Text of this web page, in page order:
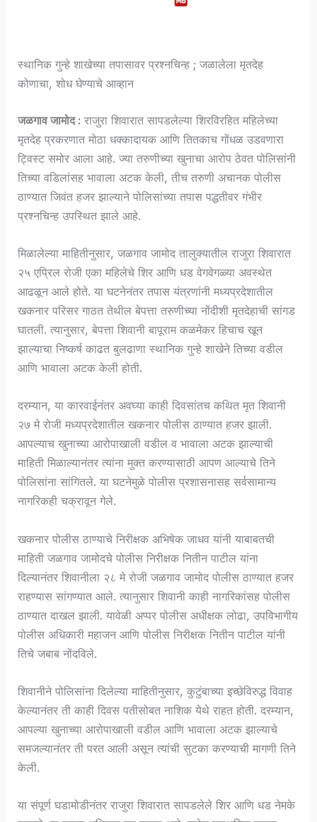
स्थानिक गुन्हे शाखेच्या तपासावर प्रश्नचिन्ह ; जळालेला मृतदेह
कोणाचा, शोध घेण्याचे आव्हान
जळगाव जामोद : राजुरा शिवारात सापडलेल्या शिरविरहित महिलेच्या
मृतदेह प्रकरणात मोठा धक्कादायक आणि तितकाच गोंधळ उडवणारा
ट्विस्ट समोर आला आहे. ज्या तरुणीच्या खुनाचा आरोप ठेवत पोलिसांनी
तिच्या वडिलांसह भावाला अटक केली, तीच तरुणी अचानक पोलीस
ठाण्यात जिवंत हजर झाल्याने पोलिसांच्या तपास पद्धतीवर गंभीर
प्रश्नचिन्ह उपस्थित झाले आहे.
मिळालेल्या माहितीनुसार, जळगाव जामोद तालुक्यातील राजुरा शिवारात
२५ एप्रिल रोजी एका महिलेचे शिर आणि धड वेगवेगळ्या अवस्थेत
आढळून आले होते. या घटनेनंतर तपास यंत्रणांनी मध्यप्रदेशातील
खकनार परिसर गाठत तेथील बेपत्ता तरुणीच्या नोंदीशी मृतदेहाची सांगड
घातली. त्यानुसार, बेपत्ता शिवानी बापूराम कळमेकर हिचाच खून
झाल्याचा निष्कर्ष काढत बुलढाणा स्थानिक गुन्हे शाखेने तिच्या वडील
आणि भावाला अटक केली होती.
दरम्यान, या कारवाईनंतर अवघ्या काही दिवसांतच कथित मृत शिवानी
२७ मे रोजी मध्यप्रदेशातील खकनार पोलीस ठाण्यात हजर झाली.
आपल्याच खुनाच्या आरोपाखाली वडील व भावाला अटक झाल्याची
माहिती मिळाल्यानंतर त्यांना मुक्त करण्यासाठी आपण आल्याचे तिने
पोलिसांना सांगितले. या घटनेमुळे पोलीस प्रशासनासह सर्वसामान्य
नागरिकही चक्रावून गेले.
खकनार पोलीस ठाण्याचे निरीक्षक अभिषेक जाधव यांनी याबाबतची
माहिती जळगाव जामोदचे पोलीस निरीक्षक नितीन पाटील यांना
दिल्यानंतर शिवानीला २८ मे रोजी जळगाव जामोद पोलीस ठाण्यात हजर
राहण्यास सांगण्यात आले. त्यानुसार शिवानी काही नागरिकांसह पोलीस
ठाण्यात दाखल झाली. यावेळी अप्पर पोलीस अधीक्षक लोढा, उपविभागीय
पोलीस अधिकारी महाजन आणि पोलीस निरीक्षक नितीन पाटील यांनी
तिचे जबाब नोंदविले.
शिवानीने पोलिसांना दिलेल्या माहितीनुसार, कुटुंबाच्या इच्छेविरुद्ध विवाह
केल्यानंतर ती काही दिवस पतीसोबत नाशिक येथे राहत होती. दरम्यान,
आपल्या खुनाच्या आरोपाखाली वडील आणि भावाला अटक झाल्याचे
समजल्यानंतर ती परत आली असून त्यांची सुटका करण्याची मागणी तिने
केली.
या संपूर्ण घडामोडीनंतर राजुरा शिवारात सापडलेले शिर आणि धड नेमके